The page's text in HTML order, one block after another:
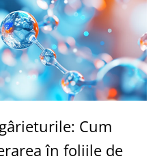
Cum
în foliile de